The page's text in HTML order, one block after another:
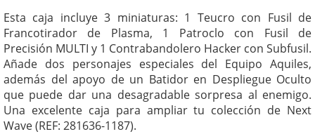
Esta caja incluye 3 miniaturas: 1 Teucro con Fusil de
Francotirador de Plasma, 1 Patroclo con Fusil de
Precisión MULTI y 1 Contrabandolero Hacker con Subfusil.
Añade dos personajes especiales del Equipo Aquiles,
además del apoyo de un Batidor en Despliegue Oculto
que puede dar una desagradable sorpresa al enemigo.
Una excelente caja para ampliar tu colección de Next
Wave (REF: 281636-1187).